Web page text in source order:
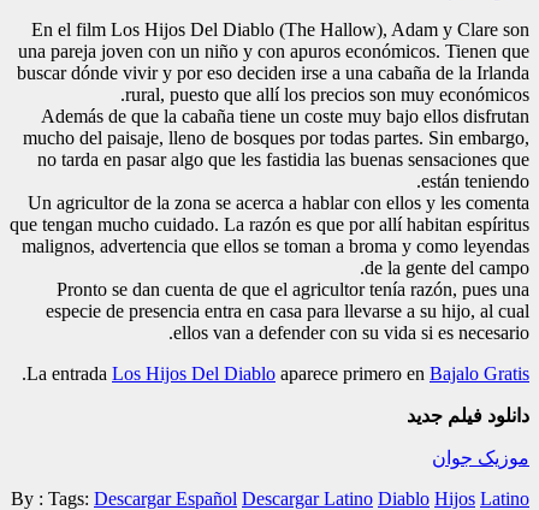
En el film Los Hijos Del Diablo (The Hallow), Adam y Clare son
una pareja joven con un niño y con apuros económicos. Tienen que
buscar dónde vivir y por eso deciden irse a una cabaña de la Irlanda
rural, puesto que allí los precios son muy económicos.
Además de que la cabaña tiene un coste muy bajo ellos disfrutan
mucho del paisaje, lleno de bosques por todas partes. Sin embargo,
no tarda en pasar algo que les fastidia las buenas sensaciones que
están teniendo.
Un agricultor de la zona se acerca a hablar con ellos y les comenta
que tengan mucho cuidado. La razón es que por allí habitan espíritus
malignos, advertencia que ellos se toman a broma y como leyendas
de la gente del campo.
Pronto se dan cuenta de que el agricultor tenía razón, pues una
especie de presencia entra en casa para llevarse a su hijo, al cual
ellos van a defender con su vida si es necesario.
La entrada Los Hijos Del Diablo aparece primero en Bajalo Gratis
.
دانلود فیلم جدید
موزیک جوان
By : Tags: Descargar Español Descargar Latino Diablo Hijos Latino